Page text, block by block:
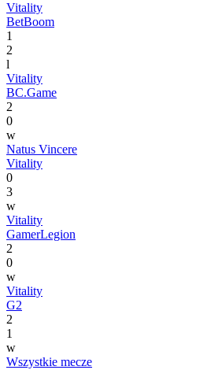
Vitality
BetBoom
1
2
l
Vitality
BC.Game
2
0
w
Natus Vincere
Vitality
0
3
w
Vitality
GamerLegion
2
0
w
Vitality
G2
2
1
w
Wszystkie mecze